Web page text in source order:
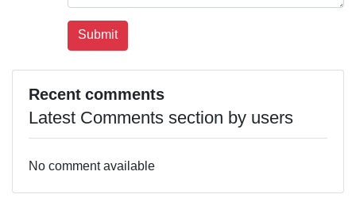
Recent comments
Latest Comments section by users
No comment available